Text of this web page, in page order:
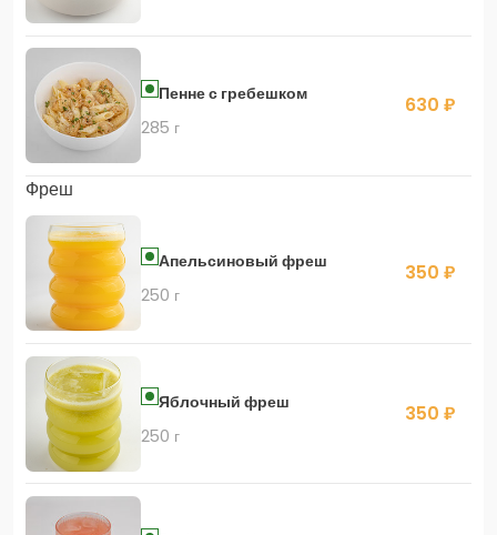
Пенне с гребешком
285 г
630 ₽
Фреш
Апельсиновый фреш
250 г
350 ₽
Яблочный фреш
250 г
350 ₽